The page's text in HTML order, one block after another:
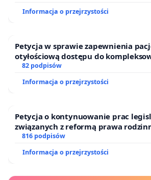
Informacja o przejrzystości
Petycja w sprawie zapewnienia
otyłościową dostępu do
oraz programów profilaktycznych.
82 podpisów
Informacja o przejrzystości
Petycja o kontynuowanie prac
związanych z reformą prawa
816 podpisów
Informacja o przejrzystości